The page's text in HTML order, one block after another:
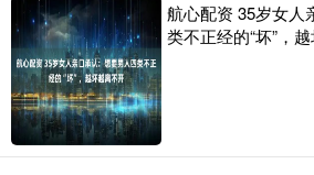
航心配资 35岁女人
类不正经的“坏”，